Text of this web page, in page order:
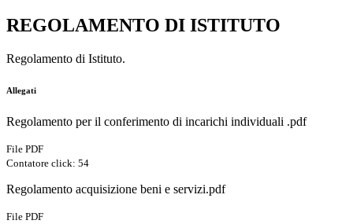
REGOLAMENTO DI ISTITUTO
Regolamento di Istituto.
Allegati
Regolamento per il conferimento di incarichi individuali .pdf
File PDF
Contatore click: 54
Regolamento acquisizione beni e servizi.pdf
File PDF